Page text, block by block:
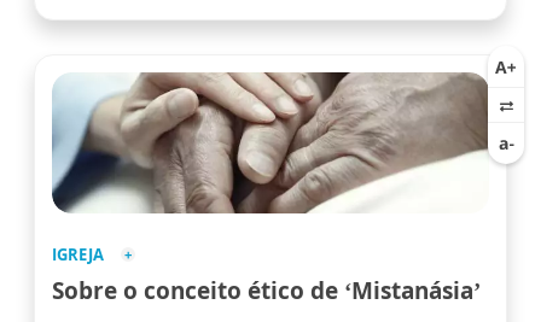
IGREJA
Sobre o conceito ético de ‘Mistanásia’